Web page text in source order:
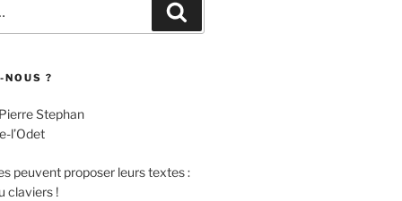
?
Stephan
l’Odet
peuvent proposer leurs textes :
claviers !